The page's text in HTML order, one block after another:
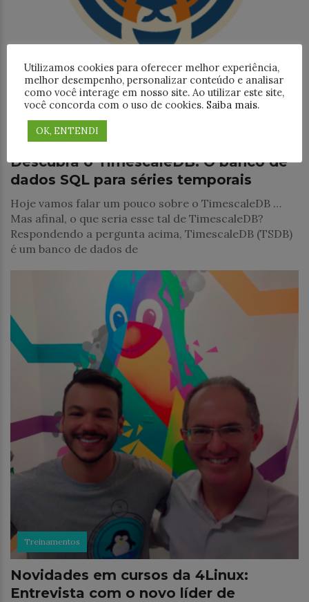
Banco de Dados
Descubra o TimescaleDB: O banco de
dados SQL para séries temporais
Hoje vamos falar um pouco sobre o TimescaleDB …
Mas afinal, o que seria esse tal de TimescaleDB?
Respondendo a pergunta acima, TimescaleDB (TSDB)
é um banco de dados de
Treinamentos
Novidades em cursos da 4Linux:
Entrevista com o novo líder de
Utilizamos cookies para oferecer melhor experiência,
melhor desempenho, personalizar conteúdo e analisar
como você interage em nosso site. Ao utilizar este site,
você concorda com o uso de cookies. Saiba mais.
OK, ENTENDI